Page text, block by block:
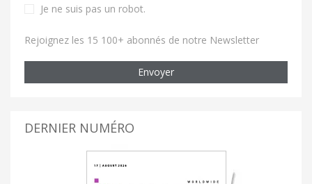
Je ne suis pas un robot.
Rejoignez les 15 100+ abonnés de notre Newsletter
Envoyer
DERNIER NUMÉRO